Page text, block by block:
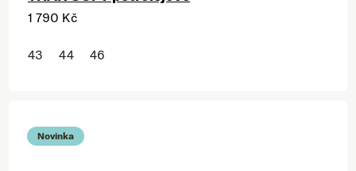
1 790 Kč
43 44 46
Novinka